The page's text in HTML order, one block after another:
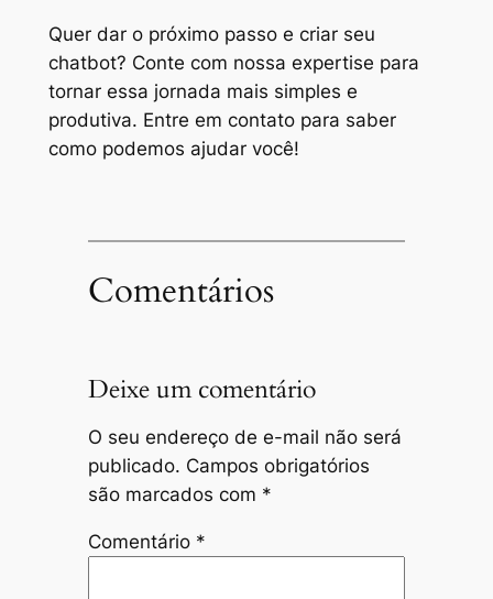
Quer dar o próximo passo e criar seu
chatbot? Conte com nossa expertise para
tornar essa jornada mais simples e
produtiva. Entre em contato para saber
como podemos ajudar você!
Comentários
Deixe um comentário
O seu endereço de e-mail não será
publicado. Campos obrigatórios
são marcados com *
Comentário *